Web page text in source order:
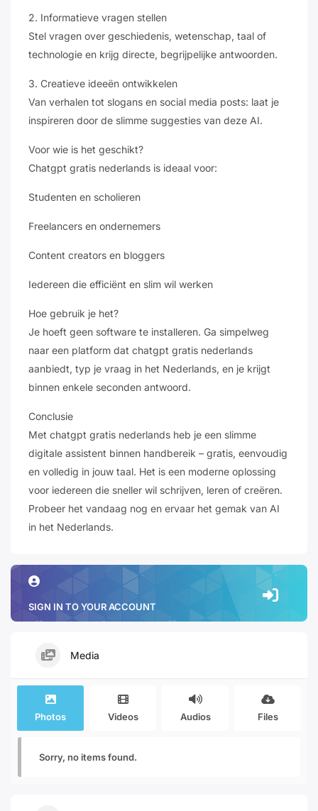
2. Informatieve vragen stellen
Stel vragen over geschiedenis, wetenschap, taal of
technologie en krijg directe, begrijpelijke antwoorden.
3. Creatieve ideeën ontwikkelen
Van verhalen tot slogans en social media posts: laat je
inspireren door de slimme suggesties van deze AI.
Voor wie is het geschikt?
Chatgpt gratis nederlands is ideaal voor:
Studenten en scholieren
Freelancers en ondernemers
Content creators en bloggers
Iedereen die efficiënt en slim wil werken
Hoe gebruik je het?
Je hoeft geen software te installeren. Ga simpelweg
naar een platform dat chatgpt gratis nederlands
aanbiedt, typ je vraag in het Nederlands, en je krijgt
binnen enkele seconden antwoord.
Conclusie
Met chatgpt gratis nederlands heb je een slimme
digitale assistent binnen handbereik – gratis, eenvoudig
en volledig in jouw taal. Het is een moderne oplossing
voor iedereen die sneller wil schrijven, leren of creëren.
Probeer het vandaag nog en ervaar het gemak van AI
in het Nederlands.
SIGN IN TO YOUR ACCOUNT
Media
Photos Videos Audios Files
Sorry, no items found.